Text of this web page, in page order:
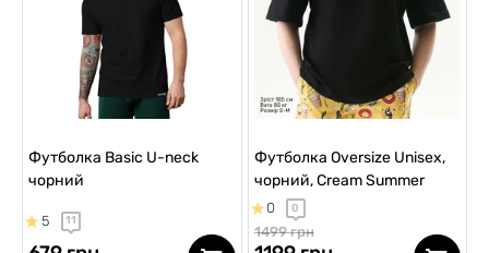
Футболка Basic U-neck
чорний
5 11
Футболка Oversize Unisex,
чорний, Cream Summer
0 0
1499 грн